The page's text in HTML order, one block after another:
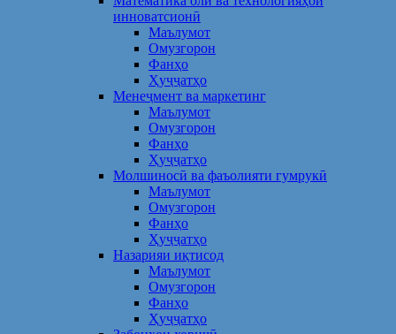
инноватсионӣ
Маълумот
Омузгорон
Фанҳо
Ҳуҷҷатҳо
Менеҷмент ва маркетинг
Маълумот
Омузгорон
Фанҳо
Ҳуҷҷатҳо
Молшиносӣ ва фаъолияти гумрукӣ
Маълумот
Омузгорон
Фанҳо
Ҳуҷҷатҳо
Назарияи иқтисод
Маълумот
Омузгорон
Фанҳо
Ҳуҷҷатҳо